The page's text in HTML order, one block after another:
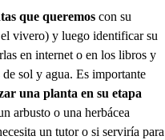
que queremos con su
vivero) y luego identificar su
en internet o en los libros y
sol y agua. Es importante
una planta en su etapa
arbusto o una herbácea
un tutor o si serviría para